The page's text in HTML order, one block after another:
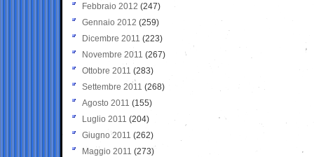
Febbraio 2012 (247)
Gennaio 2012 (259)
Dicembre 2011 (223)
Novembre 2011 (267)
Ottobre 2011 (283)
Settembre 2011 (268)
Agosto 2011 (155)
Luglio 2011 (204)
Giugno 2011 (262)
Maggio 2011 (273)